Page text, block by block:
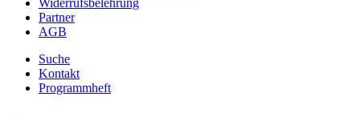
Widerrufsbelehrung
Partner
AGB
Suche
Kontakt
Programmheft